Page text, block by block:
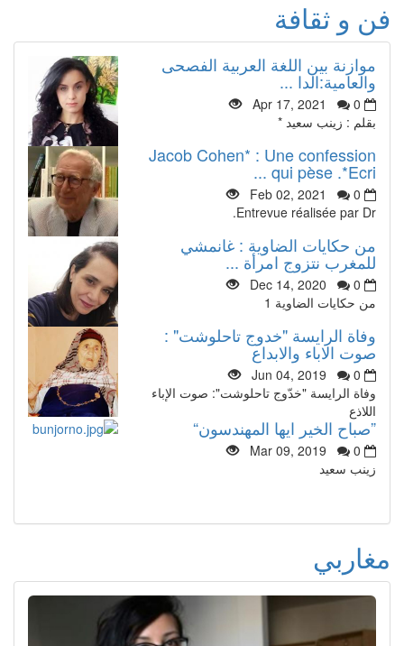
فن و ثقافة
موازنة بين اللغة العربية الفصحى
والعامية:الدا ...
Apr 17, 2021
0
بقلم : زينب سعيد *
Jacob Cohen* : Une confession
qui pèse .*Ecri ...
Feb 02, 2021
0
Entrevue réalisée par Dr.
من حكايات الضاوية : غانمشي
للمغرب نتزوج امرأة ...
Dec 14, 2020
0
من حكايات الضاوية 1
وفاة الرايسة "خدوج تاحلوشت" :
صوت الاباء والابداع
Jun 04, 2019
0
وفاة الرايسة "خدّوج تاحلوشت": صوت الإباء
اللاذع
”صباح الخير ايها المهندسون“
Mar 09, 2019
0
زينب سعيد
مغاربي